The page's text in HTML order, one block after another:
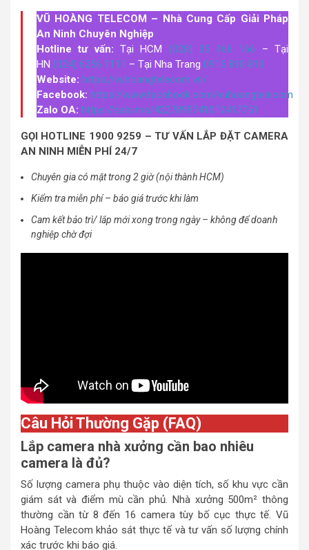
VŨ HOÀNG TELECOM – Nhà Cung Cấp Giải Pháp
An Ninh Chuyên Nghiệp
Hotline tư vấn: Tại HCM (028) 35 166 166 – Tại
HN (024) 6256 1111 – Tại Nha Trang 0915 810 810
Website: https://vuhoangtelecom.vn/
Facebook: https://www.facebook.com/vuhoangtelecom
Zalo OA: https://zalo.me/4227899741012417751
GỌI HOTLINE 1900 9259 – TƯ VẤN LẮP ĐẶT CAMERA
AN NINH MIỄN PHÍ 24/7
Chuyên gia có mặt trong 2 giờ (nội thành HCM)
Kiểm tra miễn phí – báo giá trước khi làm
Cam kết bảo trì/ lắp mới xong trong ngày – không để doanh
nghiệp chờ đợi
Câu Hỏi Thường Gặp (FAQ)
Lắp camera nhà xưởng cần bao nhiêu
camera là đủ?
Số lượng camera phụ thuộc vào diện tích, số khu vực cần
giám sát và điểm mù cần phủ. Nhà xưởng 500m² thông
thường cần từ 8 đến 16 camera tùy bố cục thực tế. Vũ
Hoàng Telecom khảo sát thực tế và tư vấn số lượng chính
xác trước khi báo giá.